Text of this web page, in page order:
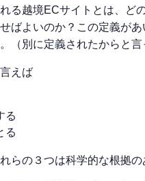
る越境ECサイトとは、ど
ばよいのか？この定義が
（別に定義されたからと
えば
る
る
らの３つは科学的な根拠